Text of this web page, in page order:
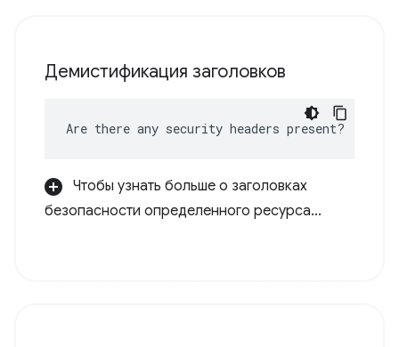
Демистификация заголовков
Are there any security headers present?
Чтобы узнать больше о заголовках
безопасности определенного ресурса...